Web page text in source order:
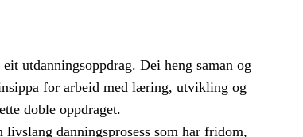
utdanningsoppdrag. Dei heng saman og
for arbeid med læring, utvikling og
doble oppdraget.
danningsprosess som har fridom,